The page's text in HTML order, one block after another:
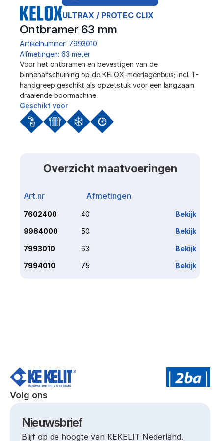
ULTRAX / PROTEC CLIX
Ontbramer 63 mm
Artikelnummer: 7993010
Afmetingen: 63 meter
Voor het ontbramen en bevestigen van de
binnenafschuining op de KELOX-meerlagenbuis; incl. T-
handgreep geschikt als opzetstuk voor een langzaam
draaiende boormachine.
Geschikt voor
Overzicht maatvoeringen
Art.nr Afmetingen
7602400 40 Bekijk
9984000 50 Bekijk
7993010 63 Bekijk
7994010 75 Bekijk
Volg ons
Nieuwsbrief
Blijf op de hoogte van KEKELIT Nederland.